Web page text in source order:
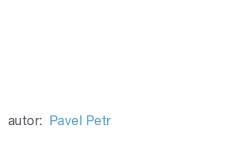
autor: Pavel Petr